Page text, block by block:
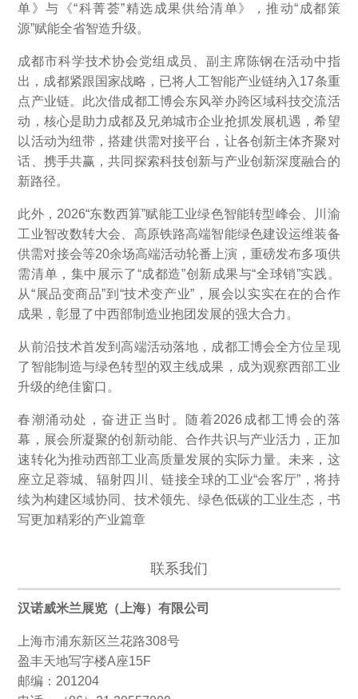
单》与《“科菁荟”精选成果供给清单》，推动“成都策
源”赋能全省智造升级。
成都市科学技术协会党组成员、副主席陈钢在活动中指
出，成都紧跟国家战略，已将人工智能产业链纳入17条重
点产业链。此次借成都工博会东风举办跨区域科技交流活
动，核心是助力成都及兄弟城市企业抢抓发展机遇，希望
以活动为纽带，搭建供需对接平台，让各创新主体齐聚对
话、携手共赢，共同探索科技创新与产业创新深度融合的
新路径。
此外，2026“东数西算”赋能工业绿色智能转型峰会、川渝
工业智改数转大会、高原铁路高端智能绿色建设运维装备
供需对接会等20余场高端活动轮番上演，重磅发布多项供
需清单，集中展示了“成都造”创新成果与“全球销”实践。
从“展品变商品”到“技术变产业”，展会以实实在在的合作
成果，彰显了中西部制造业抱团发展的强大合力。
从前沿技术首发到高端活动落地，成都工博会全方位呈现
了智能制造与绿色转型的双主线成果，成为观察西部工业
升级的绝佳窗口。
春潮涌动处，奋进正当时。随着2026成都工博会的落
幕，展会所凝聚的创新动能、合作共识与产业活力，正加
速转化为推动西部工业高质量发展的实际力量。未来，这
座立足蓉城、辐射四川、链接全球的工业“会客厅”，将持
续为构建区域协同、技术领先、绿色低碳的工业生态，书
写更加精彩的产业篇章
联系我们
汉诺威米兰展览（上海）有限公司
上海市浦东新区兰花路308号
盈丰天地写字楼A座15F
邮编：201204